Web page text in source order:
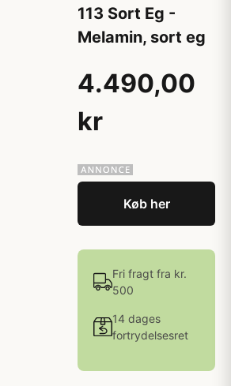
113 Sort Eg -
Melamin, sort eg
4.490,00
kr
Køb her
Fri fragt fra kr.
500
14 dages
fortrydelsesret